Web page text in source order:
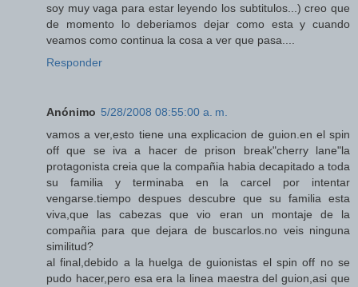
soy muy vaga para estar leyendo los subtitulos...) creo que
de momento lo deberiamos dejar como esta y cuando
veamos como continua la cosa a ver que pasa....
Responder
Anónimo 5/28/2008 08:55:00 a. m.
vamos a ver,esto tiene una explicacion de guion.en el spin
off que se iva a hacer de prison break"cherry lane"la
protagonista creia que la compañia habia decapitado a toda
su familia y terminaba en la carcel por intentar
vengarse.tiempo despues descubre que su familia esta
viva,que las cabezas que vio eran un montaje de la
compañia para que dejara de buscarlos.no veis ninguna
similitud?
al final,debido a la huelga de guionistas el spin off no se
pudo hacer,pero esa era la linea maestra del guion,asi que